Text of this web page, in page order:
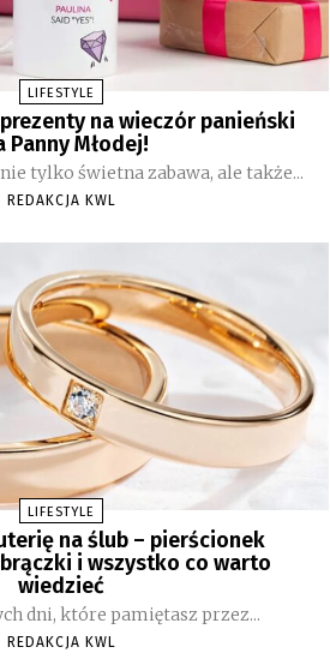
LIFESTYLE
na wieczór panieński
Panny Młodej!
tylko świetna zabawa, ale także...
REDAKCJA KWL
LIFESTYLE
na ślub – pierścionek
i wszystko co warto
wiedzieć
dni, które pamiętasz przez...
REDAKCJA KWL